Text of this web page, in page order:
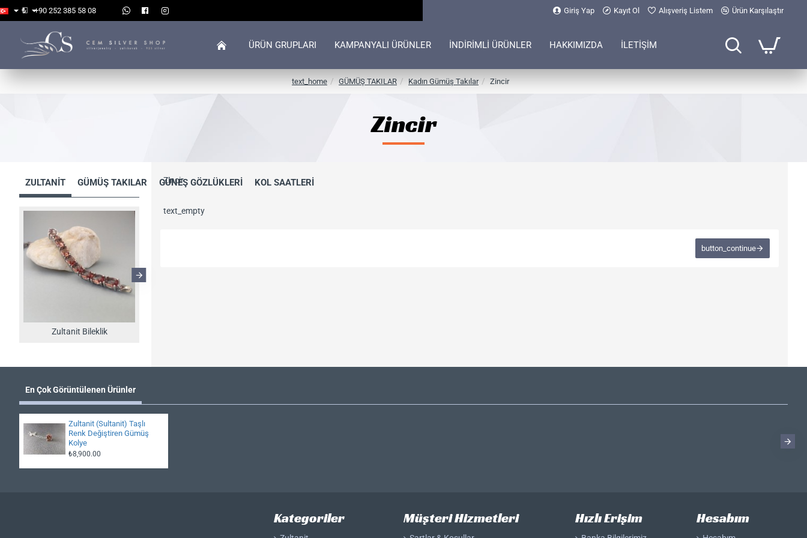
+90 252 385 58 08
₺ Giriş Yap Kayıt Ol Alışveriş Listem Ürün Karşılaştır
ÜRÜN GRUPLARI KAMPANYALI ÜRÜNLER İNDİRİMLİ ÜRÜNLER HAKKIMIZDA İLETİŞİM
Zincir
text_homeh
GÜMÜŞ TAKILAR Kadın Gümüş Takılar Zincir
ZULTANİT GÜMÜŞ TAKILAR GÜNEŞ GÖZLÜKLERİ KOL SAATLERİ
Zultanit Bileklik
Zincir
text_empty
button_continue
En Çok Görüntülenen Ürünler
Zultanit (Sultanit) Taşlı
Renk Değiştiren Gümüş
Kolye
₺8,900.00
Kategoriler Müşteri Hizmetleri Hızlı Erişim Hesabım